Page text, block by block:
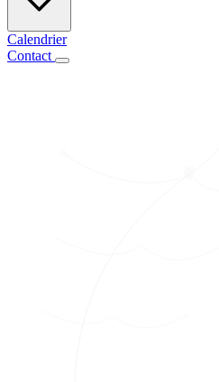
Calendrier
Contact